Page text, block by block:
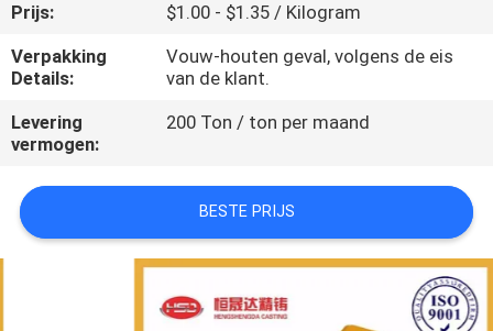
CONTACTEER
ONS
VERZOEK
OM
EEN
CITAAT
Prijs:
$1.00 - $1.35 / Kilogram
Verpakking
Details:
Vouw-houten geval, volgens de eis
van de klant.
Levering
vermogen:
200 Ton / ton per maand
BESTE PRIJS